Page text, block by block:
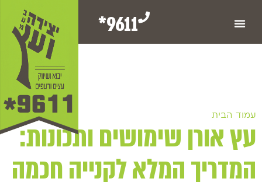
9611*
עמוד הבית / עץ אורן שימושים ותכונות: המדריך המלא לקנייה
חכמה
עץ אורן שימושים ותכונות:
המדריך המלא לקנייה חכמה